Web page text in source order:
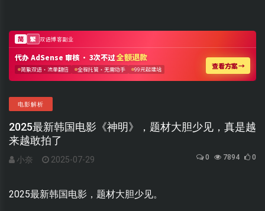
电影解析
2025最新韩国电影《神明》，题材大胆少见，真是越
来越敢拍了
小奈 2025-07-29 0 7894 0
2025最新韩国电影，题材大胆少见。